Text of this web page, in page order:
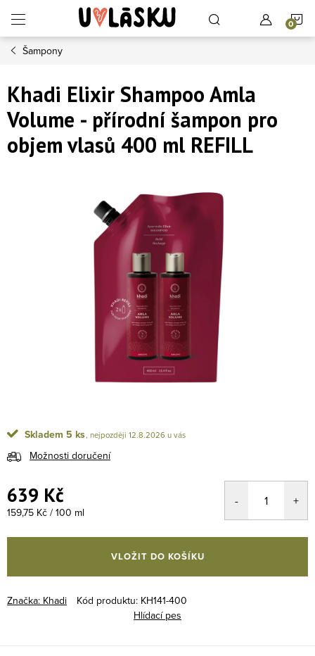
Šampony
Khadi Elixir Shampoo Amla
Volume - přírodní šampon pro
objem vlasů 400 ml REFILL
Skladem 5 ks 12.8.2026
Možnosti doručení
639 Kč
Měrná cena:
159,75 Kč / 100 ml
VLOŽIT DO KOŠÍKU
Značka: Khadi Kód produktu: KH141-400
Hlídací pes